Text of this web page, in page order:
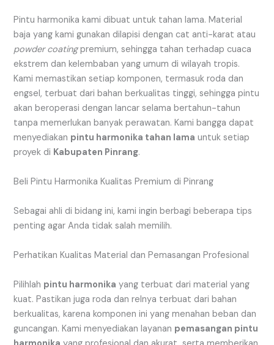
Pintu harmonika kami dibuat untuk tahan lama. Material
baja yang kami gunakan dilapisi dengan cat anti-karat atau
powder coatingpremium, sehingga tahan terhadap cuaca
ekstrem dan kelembaban yang umum di wilayah tropis.
Kami memastikan setiap komponen, termasuk roda dan
engsel, terbuat dari bahan berkualitas tinggi, sehingga pintu
akan beroperasi dengan lancar selama bertahun-tahun
tanpa memerlukan banyak perawatan. Kami bangga dapat
menyediakan pintu harmonika tahan lama untuk setiap
proyek di Kabupaten Pinrang.
Beli Pintu Harmonika Kualitas Premium di Pinrang
Sebagai ahli di bidang ini, kami ingin berbagi beberapa tips
penting agar Anda tidak salah memilih.
Perhatikan Kualitas Material dan Pemasangan Profesional
Pilihlah pintu harmonika yang terbuat dari material yang
kuat. Pastikan juga roda dan relnya terbuat dari bahan
berkualitas, karena komponen ini yang menahan beban dan
guncangan. Kami menyediakan layanan pemasangan pintu